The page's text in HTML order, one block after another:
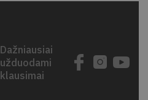
Dažniausiai
užduodami
klausimai